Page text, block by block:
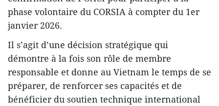
phase volontaire du CORSIA à compter du 1er
janvier 2026.
Il s’agit d’une décision stratégique qui
démontre à la fois son rôle de membre
responsable et donne au Vietnam le temps de se
préparer, de renforcer ses capacités et de
bénéficier du soutien technique international